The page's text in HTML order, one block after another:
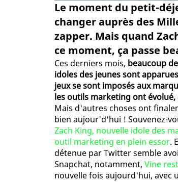
Le moment du petit-
changer auprès des
zapper. Mais quand
ce moment, ça passe
Ces derniers mois, beaucoup
idoles des jeunes sont
jeux se sont imposés aux
les outils marketing ont
Mais d'autres choses ont
bien aujour'd'hui ! Souvenez-
Zach King, nouvelle idole des
outil marketing en plein essor.
détenue par Twitter semble
Snapchat, notamment, Vine
nouvelle fois aujourd'hui, avec